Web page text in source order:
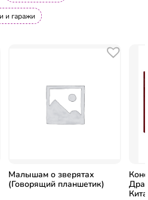
и гаражи
Малышам о зверятах
(Говорящий планшетик)